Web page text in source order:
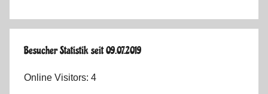
Besucher Statistik seit 09.07.2019
Online Visitors: 4